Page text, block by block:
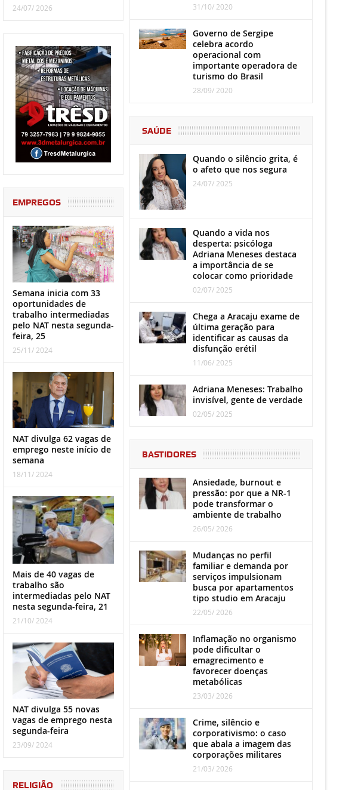
24/07/ 2026
EMPREGOS
Semana inicia com 33
oportunidades de
trabalho intermediadas
pelo NAT nesta segunda-
feira, 25
25/11/ 2024
NAT divulga 62 vagas de
emprego neste início de
semana
18/11/ 2024
Mais de 40 vagas de
trabalho são
intermediadas pelo NAT
nesta segunda-feira, 21
21/10/ 2024
NAT divulga 55 novas
vagas de emprego nesta
segunda-feira
23/09/ 2024
RELIGIÃO
31/10/ 2020
Governo de Sergipe
celebra acordo
operacional com
importante operadora de
turismo do Brasil
28/09/ 2020
SAÚDE
Quando o silêncio grita, é
o afeto que nos segura
24/07/ 2025
Quando a vida nos
desperta: psicóloga
Adriana Meneses destaca
a importância de se
colocar como prioridade
02/07/ 2025
Chega a Aracaju exame de
última geração para
identificar as causas da
disfunção erétil
11/06/ 2025
Adriana Meneses: Trabalho
invisível, gente de verdade
02/05/ 2025
BASTIDORES
Ansiedade, burnout e
pressão: por que a NR-1
pode transformar o
ambiente de trabalho
26/05/ 2026
Mudanças no perfil
familiar e demanda por
serviços impulsionam
busca por apartamentos
tipo studio em Aracaju
22/05/ 2026
Inflamação no organismo
pode dificultar o
emagrecimento e
favorecer doenças
metabólicas
23/03/ 2026
Crime, silêncio e
corporativismo: o caso
que abala a imagem das
corporações militares
21/03/ 2026